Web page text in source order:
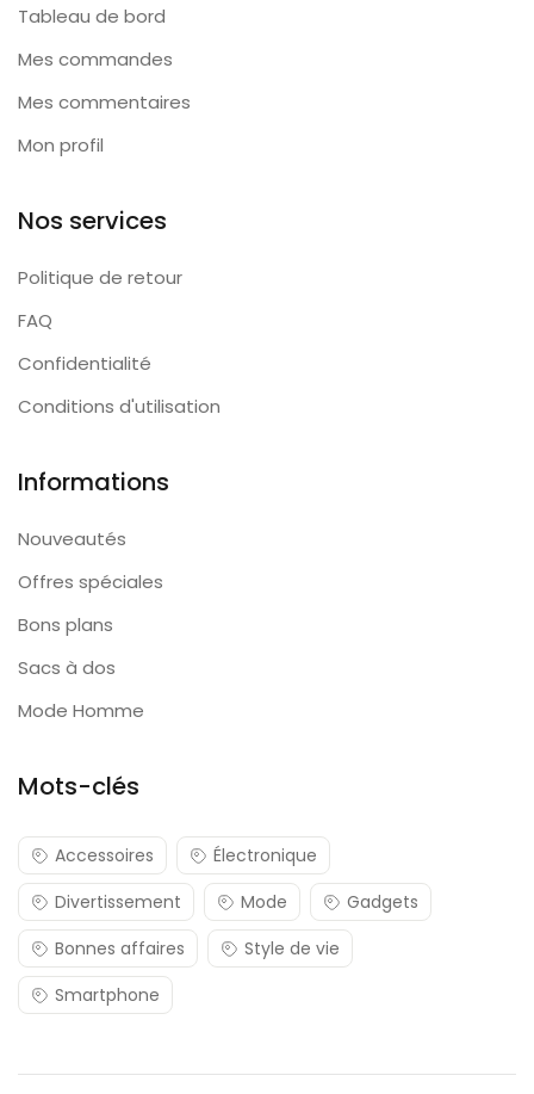
Tableau de bord
Mes commandes
Mes commentaires
Mon profil
Nos services
Politique de retour
FAQ
Confidentialité
Conditions d'utilisation
Informations
Nouveautés
Offres spéciales
Bons plans
Sacs à dos
Mode Homme
Mots-clés
Accessoires
Électronique
Divertissement
Mode
Gadgets
Bonnes affaires
Style de vie
Smartphone